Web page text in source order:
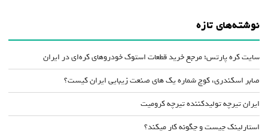
نوشته‌های تازه
سایت کره پارتس؛ مرجع خرید قطعات استوک خودروهای کره‌ای در ایران
صابر اسکندری، کوچ شماره یک های صنعت زیبایی ایران کیست؟
ایران تیرچه تولیدکننده تیرچه کرومیت
استارلینک چیست و چگونه کار میکند؟